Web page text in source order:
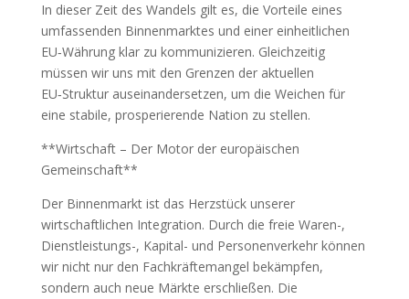
In dieser Zeit des Wandels gilt es, die Vorteile eines
umfassenden Binnenmarktes und einer einheitlichen
EU‑Währung klar zu kommunizieren. Gleichzeitig
müssen wir uns mit den Grenzen der aktuellen
EU‑Struktur auseinandersetzen, um die Weichen für
eine stabile, prosperierende Nation zu stellen.
**Wirtschaft – Der Motor der europäischen
Gemeinschaft**
Der Binnenmarkt ist das Herzstück unserer
wirtschaftlichen Integration. Durch die freie Waren-,
Dienstleistungs-, Kapital- und Personenverkehr können
wir nicht nur den Fachkräftemangel bekämpfen,
sondern auch neue Märkte erschließen. Die